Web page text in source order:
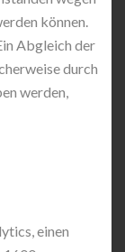
können.
Abgleich der
durch
werden,
einen